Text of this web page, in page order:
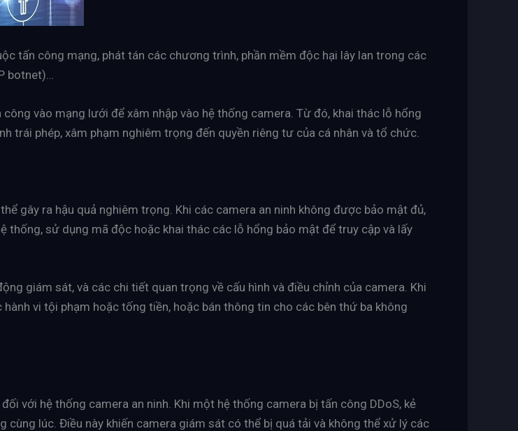
tấn công mạng, phát tán các chương trình, phần mềm độc hại lây lan trong các
botnet)…
vào mạng lưới để xâm nhập vào hệ thống camera. Từ đó, khai thác lỗ hổng
trái phép, xâm phạm nghiêm trọng đến quyền riêng tư của cá nhân và tổ chức.
gây ra hậu quả nghiêm trọng. Khi các camera an ninh không được bảo mật đủ,
sử dụng mã độc hoặc khai thác các lỗ hổng bảo mật để truy cập và lấy
giám sát, và các chi tiết quan trọng về cấu hình và điều chỉnh của camera. Khi
vi tội phạm hoặc tống tiền, hoặc bán thông tin cho các bên thứ ba không
với hệ thống camera an ninh. Khi một hệ thống camera bị tấn công DDoS, kẻ
lúc. Điều này khiến camera giám sát có thể bị quá tải và không thể xử lý các